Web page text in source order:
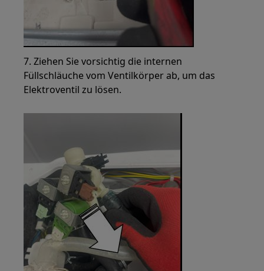
7. Ziehen Sie vorsichtig die internen
Füllschläuche vom Ventilkörper ab, um das
Elektroventil zu lösen.